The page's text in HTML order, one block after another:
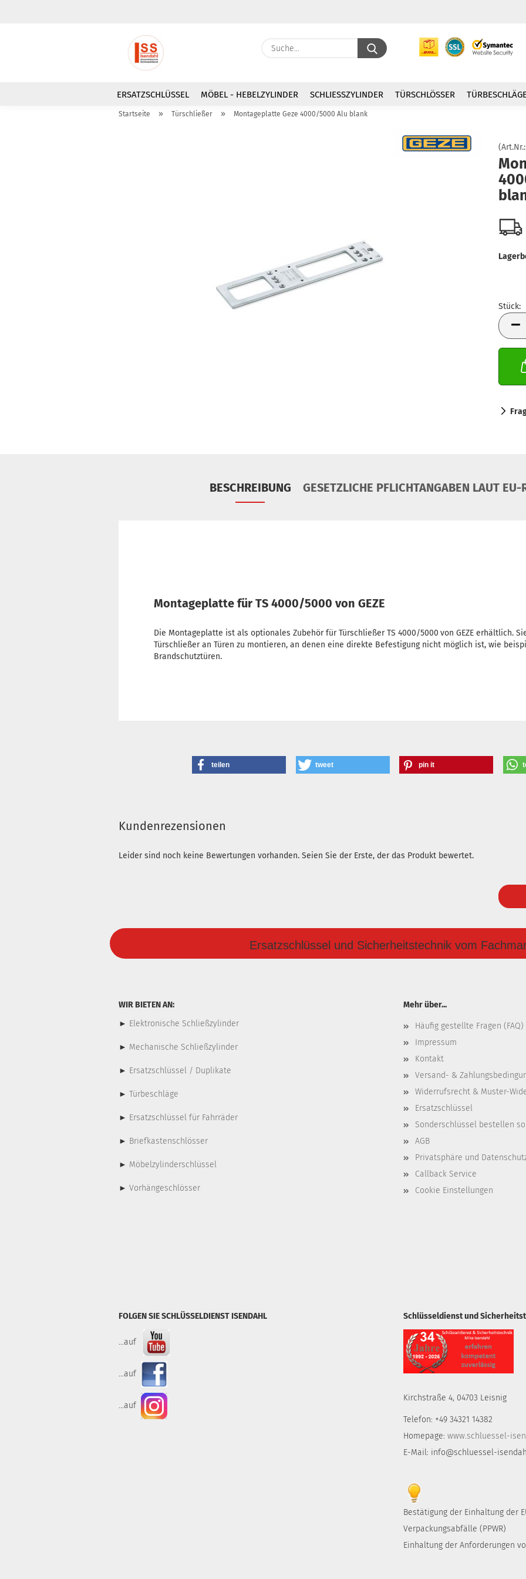
Suche...
ERSATZSCHLÜSSEL MÖBEL - HEBELZYLINDER SCHLIESSZYLINDER TÜRSCHLÖSSER
Startseite » Türschließer » Montageplatte Geze 4000/5000 Alu blank
(Art.Nr.:
Stück:
Stück
BESCHREIBUNG GESETZLICHE PFLICHTANGABEN LAUT EU-
Montageplatte für TS 4000/5000 von GEZE
Die Montageplatte ist als optionales Zubehör für Türschließer TS 4000/5000 von GEZE erhältlich.
Türschließer an Türen zu montieren, an denen eine direkte Befestigung nicht möglich ist, wie
Brandschutztüren.
teilen tweet pin it
Kundenrezensionen
Leider sind noch keine Bewertungen vorhanden. Seien Sie der Erste, der das Produkt bewertet.
Ersatzschlüssel und Sicherheitstechnik vom
WIR BIETEN AN:
► Elektronische Schließzylinder
► Mechanische Schließzylinder
► Ersatzschlüssel / Duplikate
► Türbeschläge
► Ersatzschlüssel für Fahrräder
► Briefkastenschlösser
► Möbelzylinderschlüssel
► Vorhängeschlösser
Mehr über...
Häufig gestellte Fragen (FAQ)
Impressum
Kontakt
Versand- &
Widerrufsrecht & Muster-
Ersatzschlüssel
Sonderschlüssel bestellen
AGB
Privatsphäre und
Callback Service
Cookie Einstellungen
FOLGEN SIE SCHLÜSSELDIENST ISENDAHL
...auf
...auf
...auf
Schlüsseldienst und
Kirchstraße 4, 04703 Leisnig
Telefon: +49 34321 14382
Homepage: www.schluessel-
E-Mail: info@schluessel-
Bestätigung der Einhaltung der
Verpackungsabfälle (PPWR)
Einhaltung der Anforderungen